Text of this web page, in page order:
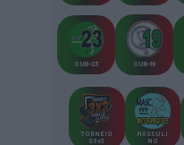
SUB-23 SUB-19
TORNEIO
S 3x3
MASCULI
NO